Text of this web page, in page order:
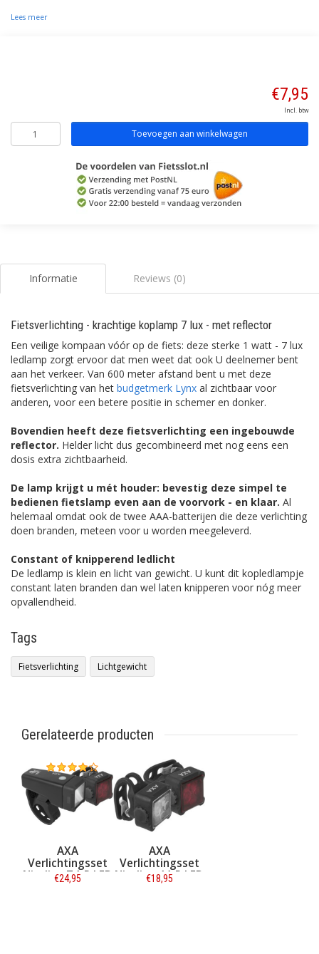
Lees meer
€7,95
Incl. btw
Toevoegen aan winkelwagen
Informatie Reviews (0)
Fietsverlichting - krachtige koplamp 7 lux - met reflector
Een veilige kompaan vóór op de fiets: deze sterke 1 watt - 7 lux
ledlamp zorgt ervoor dat men weet dat ook U deelnemer bent
aan het verkeer. Van 600 meter afstand bent u met deze
fietsverlichting van het budgetmerk Lynx al zichtbaar voor
anderen, voor een betere positie in schemer en donker.
Bovendien heeft deze fietsverlichting een ingebouwde
reflector. Helder licht dus gecombineerd met nog eens een
dosis extra zichtbaarheid.
De lamp krijgt u mét houder: bevestig deze simpel te
bedienen fietslamp even aan de voorvork - en klaar. Al
helemaal omdat ook de twee AAA-batterijen die deze verlichting
doen branden, meteen voor u worden meegeleverd.
Constant of knipperend ledlicht
De ledlamp is klein en licht van gewicht. U kunt dit kopledlampje
constant laten branden dan wel laten knipperen voor nóg meer
opvallendheid.
Tags
Fietsverlichting Lichtgewicht
Gerelateerde producten
AXA
Verlichtingsset
Niteline T4-R LED
USB
€24,95
AXA
Verlichtingsset
Niteline 44-R LED
USB
€18,95